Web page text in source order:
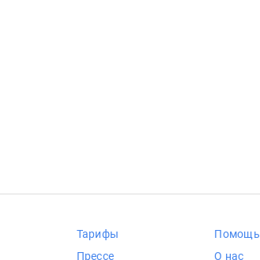
Тарифы
Прессе
Помощь
О нас